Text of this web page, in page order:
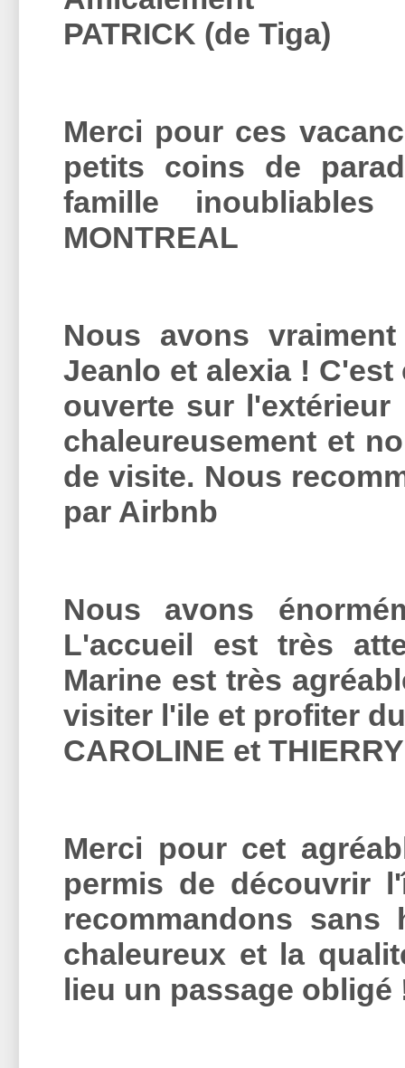
PATRICK (de Tiga)
Merci pour ces
petits coins de
famille inoubliables
MONTREAL
Nous avons
Jeanlo et alexia !
ouverte sur
chaleureusement et
de visite. Nous
par Airbnb
Nous avons
L'accueil est très
Marine est très
visiter l'ile et profiter
CAROLINE et THIERRY
Merci pour cet
permis de découvrir
recommandons sans
chaleureux et la
lieu un passage obligé